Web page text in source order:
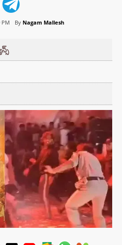
PM By Nagam Mallesh